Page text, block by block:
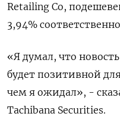
Retailing Co,
3,94%
«Я думал, что
будет позитивной
чем я ожидал», -
Tachibana Securities.